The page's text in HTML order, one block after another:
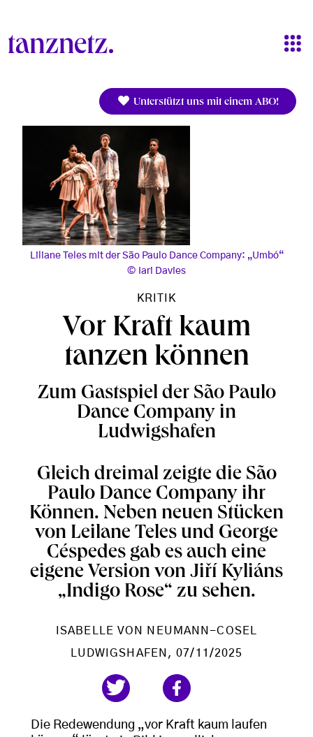
Unterstützt uns mit einem ABO!
Liliane Teles mit der São Paulo Dance Company: „Umbó“
Iari Davies
KRITIK
Vor Kraft kaum
tanzen können
Zum Gastspiel der São Paulo
Dance Company in
Ludwigshafen
Gleich dreimal zeigte die São
Paulo Dance Company ihr
Können. Neben neuen Stücken
von Leilane Teles und George
Céspedes gab es auch eine
eigene Version von Jiří Kyliáns
„Indigo Rose“ zu sehen.
ISABELLE VON NEUMANN-COSEL
LUDWIGSHAFEN , 07/11/2025
Die Redewendung „vor Kraft kaum laufen